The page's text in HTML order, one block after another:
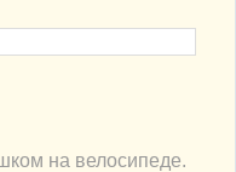
на велосипеде.